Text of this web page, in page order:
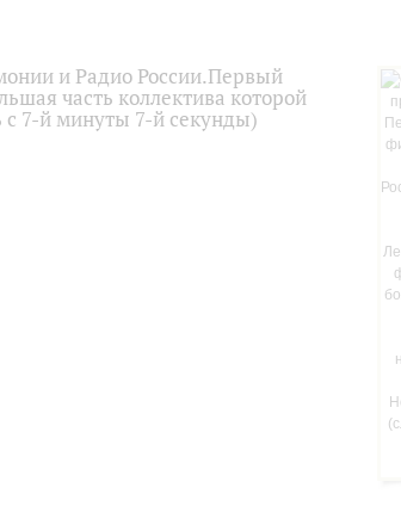
и Радио России.Первый
часть коллектива которой
с 7-й минуты 7-й секунды)